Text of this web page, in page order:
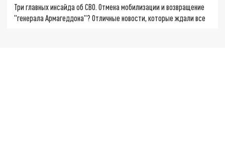
Три главных инсайда об СВО. Отмена мобилизации и возвращение
"генерала Армагеддона"? Отличные новости, которые ждали все